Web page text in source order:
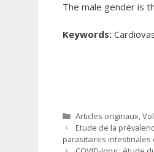
The male gender is
Keywords:
Catégories
Articles originaux,
Etude de la
parasitaires